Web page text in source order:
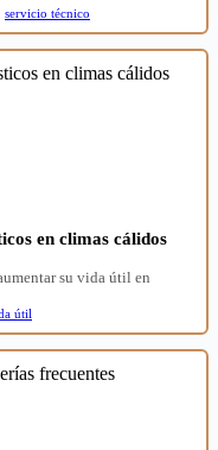
servicio técnico
en climas cálidos
su vida útil en
útil